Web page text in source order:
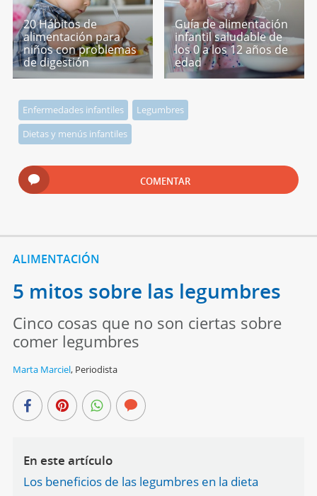
20 Hábitos de
alimentación para
niños con problemas
de digestión
Guía de alimentación
infantil saludable de
los 0 a los 12 años de
edad
Enfermedades infantiles
Legumbres
Dietas y menús infantiles
COMENTAR
ALIMENTACIÓN
5 mitos sobre las legumbres
Cinco cosas que no son ciertas sobre
comer legumbres
Marta Marciel, Periodista
En este artículo
Los beneficios de las legumbres en la dieta